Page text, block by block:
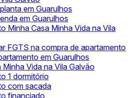
em Guarulhos
em Guarulhos
Minha Casa Minha Vida na Vila
FGTS na compra de apartamento
em Guarulhos
Minha Vida na Vila Galvão
1 dormitório
com sacada
financiado